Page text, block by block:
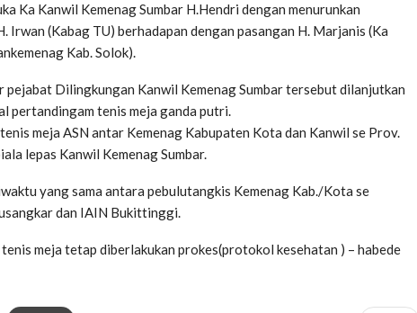
Ka Kanwil Kemenag Sumbar H.Hendri dengan menurunkan
Irwan (Kabag TU) berhadapan dengan pasangan H. Marjanis (Ka
Kab. Solok).
Dilingkungan Kanwil Kemenag Sumbar tersebut dilanjutkan
pertandingam tenis meja ganda putri.
meja ASN antar Kemenag Kabupaten Kota dan Kanwil se Prov.
lepas Kanwil Kemenag Sumbar.
yang sama antara pebulutangkis Kemenag Kab./Kota se
dan IAIN Bukittinggi.
meja tetap diberlakukan prokes(protokol kesehatan ) – habede